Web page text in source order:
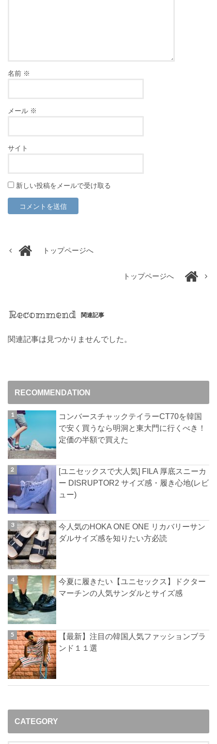
名前 ※
メール ※
サイト
新しい投稿をメールで受け取る
トップページへ
トップページへ
Recommend 関連記事
関連記事は見つかりませんでした。
RECOMMENDATION
コンバースチャックテイラーCT70を韓国
で安く買うなら明洞と東大門に行くべき！
定価の半額で買えた
[ユニセックスで大人気] FILA 厚底スニーカ
ー DISRUPTOR2 サイズ感・履き心地(レビ
ュー)
今人気のHOKA ONE ONE リカバリーサン
ダルサイズ感を知りたい方必読
今夏に履きたい【ユニセックス】ドクター
マーチンの人気サンダルとサイズ感
【最新】注目の韓国人気ファッションブラ
ンド１１選
CATEGORY